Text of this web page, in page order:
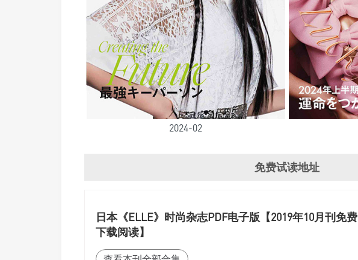
2024-02
免费试读地址
日本《ELLE》时尚杂志PDF电子版【2019年10月刊免费
下载阅读】